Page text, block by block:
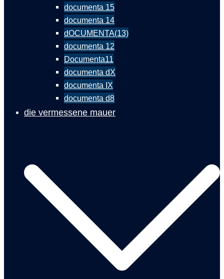
documenta 15
documenta 14
dOCUMENTA(13)
documenta 12
Documenta11
documenta dX
documenta IX
documenta d8
die vermessene mauer